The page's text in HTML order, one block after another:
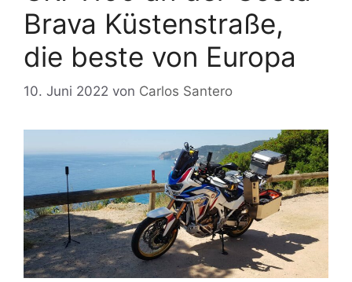
Brava Küstenstraße,
die beste von Europa
10. Juni 2022 von Carlos Santero